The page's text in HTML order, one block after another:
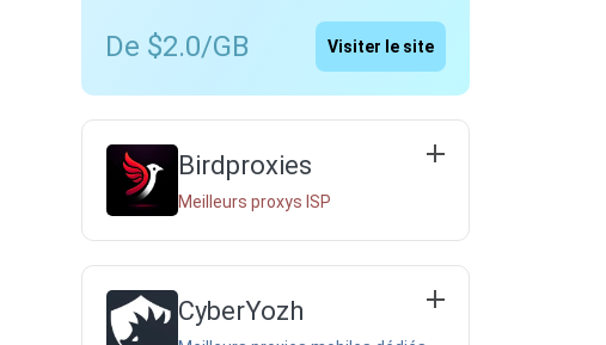
De $2.0/GB Visiter le site
Birdproxies
Meilleurs proxys ISP
CyberYozh